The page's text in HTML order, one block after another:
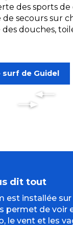
des sports de
secours sur
des douches,
de Guidel
dit tout
est installée
permet de voir
le vent et les